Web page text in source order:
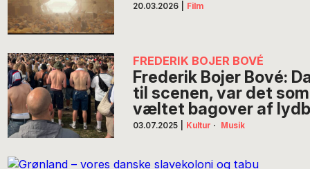
20.03.2026 Film
FREDERIK BOJER BOVÉ
Frederik Bojer Bové:
til scenen, var det
væltet bagover af
03.07.2025 Kultur · Musik